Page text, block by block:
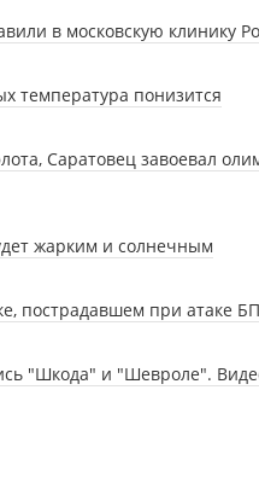
в московскую клинику
температура понизится
Саратовец завоевал
жарким и солнечным
пострадавшем при атаке
"Шкода" и "Шевроле".